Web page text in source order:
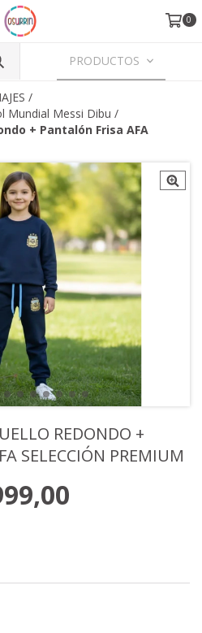
0
PRODUCTOS
/
Mundial Messi Dibu /
+ Pantalón Frisa AFA
REDONDO +
SELECCIÓN PREMIUM